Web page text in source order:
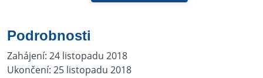
Podrobnosti
Zahájení: 24 listopadu 2018
Ukončení: 25 listopadu 2018